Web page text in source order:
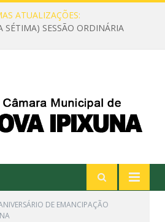
ATUALIZAÇÕES:
SÉTIMA) SESSÃO ORDINÁRIA
DE EMANCIPAÇÃO